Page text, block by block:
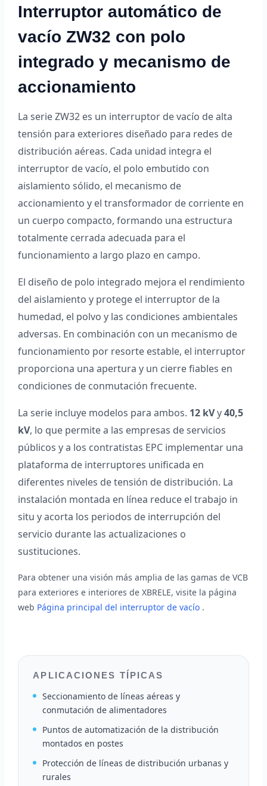
Interruptor automático de
vacío ZW32 con polo
integrado y mecanismo de
accionamiento
La serie ZW32 es un interruptor de vacío de alta
tensión para exteriores diseñado para redes de
distribución aéreas. Cada unidad integra el
interruptor de vacío, el polo embutido con
aislamiento sólido, el mecanismo de
accionamiento y el transformador de corriente en
un cuerpo compacto, formando una estructura
totalmente cerrada adecuada para el
funcionamiento a largo plazo en campo.
El diseño de polo integrado mejora el rendimiento
del aislamiento y protege el interruptor de la
humedad, el polvo y las condiciones ambientales
adversas. En combinación con un mecanismo de
funcionamiento por resorte estable, el interruptor
proporciona una apertura y un cierre fiables en
condiciones de conmutación frecuente.
La serie incluye modelos para ambos. 12 kVy40,5
kV, lo que permite a las empresas de servicios
públicos y a los contratistas EPC implementar una
plataforma de interruptores unificada en
diferentes niveles de tensión de distribución. La
instalación montada en línea reduce el trabajo in
situ y acorta los periodos de interrupción del
servicio durante las actualizaciones o
sustituciones.
Para obtener una visión más amplia de las gamas de VCB
para exteriores e interiores de XBRELE, visite la página
web Página principal del interruptor de vacío .
APLICACIONES TÍPICAS
Seccionamiento de líneas aéreas y
conmutación de alimentadores
Puntos de automatización de la distribución
montados en postes
Protección de líneas de distribución urbanas y
rurales